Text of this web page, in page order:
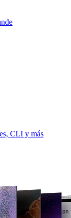
CLI y más